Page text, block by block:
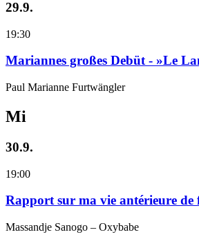
29.9.
19:30
Mariannes großes Debüt - »Le
Paul Marianne Furtwängler
Mi
30.9.
19:00
Rapport sur ma vie antérieure
Massandje Sanogo – Oxybabe